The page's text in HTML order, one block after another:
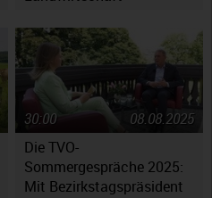
Die TVO-
Sommergespräche 2025:
Mit Bezirkstagspräsident
08.08.2025
30:00